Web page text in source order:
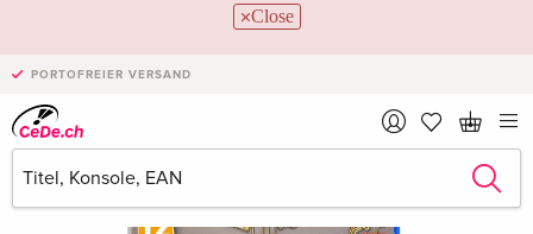
Close
PORTOFREIER VERSAND
›